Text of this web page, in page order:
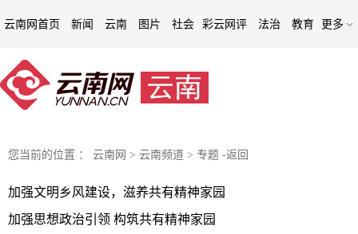
云南网首页 新闻 云南 图片 社会 彩云网评 法治 教育 更多
您当前的位置 ： 云南网 > 云南频道 > 专题 -返回
加强文明乡风建设，滋养共有精神家园
加强思想政治引领 构筑共有精神家园